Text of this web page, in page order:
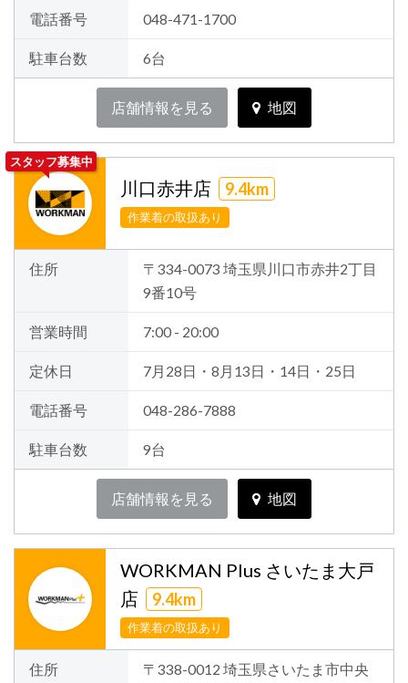
電話番号 048-471-1700
駐車台数 6台
店舗情報を見る 地図
スタッフ募集中
川口赤井店 9.4km
作業着の取扱あり
住所
〒334-0073 埼玉県川口市赤井2丁目
9番10号
営業時間 7:00 - 20:00
定休日 7月28日・8月13日・14日・25日
電話番号 048-286-7888
駐車台数 9台
店舗情報を見る 地図
WORKMAN Plus さいたま大戸
店
9.4km
作業着の取扱あり
住所
〒338-0012 埼玉県さいたま市中央